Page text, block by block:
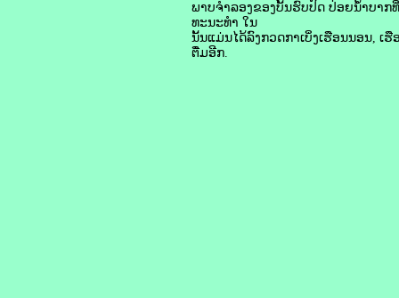
ພາບຈໍາລອງຂອງບັ້ນຮົບປົດ ປ່ອຍນໍ້າບາກ
ທະນະທໍາ ໃນ
ນັ້ນແມ່ນໄດ້ລົງກວດກາເບິ່ງເຮືອນນອນ, ເ
ຕື່ມອີກ.